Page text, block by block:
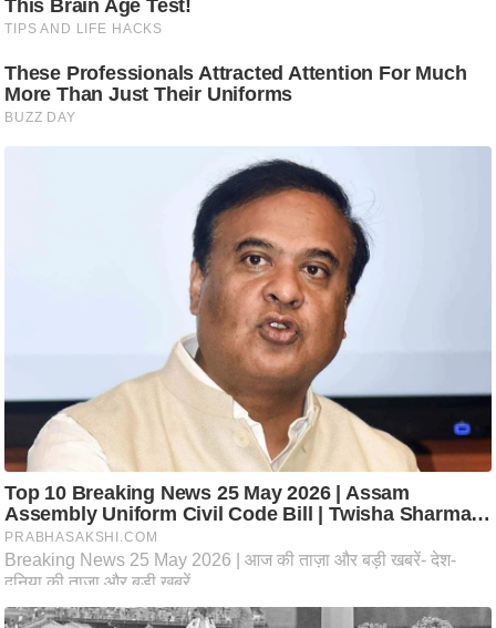
क्षा
र्म
ज्यो
र्म
स्थ
ल
व्र
त
त्यो
हा
र